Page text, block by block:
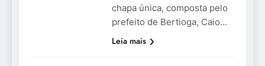
chapa única, composta pelo
prefeito de Bertioga, Caio…
Leia mais